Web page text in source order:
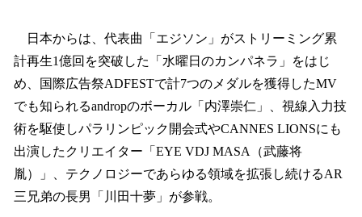
日本からは、代表曲「エジソン」がストリーミング累
計再生1億回を突破した「水曜日のカンパネラ」をはじ
め、国際広告祭ADFESTで計7つのメダルを獲得したMV
でも知られるandropのボーカル「内澤崇仁」、視線入力技
術を駆使しパラリンピック開会式やCANNES LIONSにも
出演したクリエイター「EYE VDJ MASA（武藤将
胤）」、テクノロジーであらゆる領域を拡張し続けるAR
三兄弟の長男「川田十夢」が参戦。